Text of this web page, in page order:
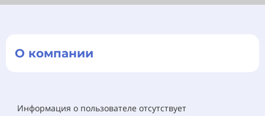
О компании
Информация о пользователе отсутствует